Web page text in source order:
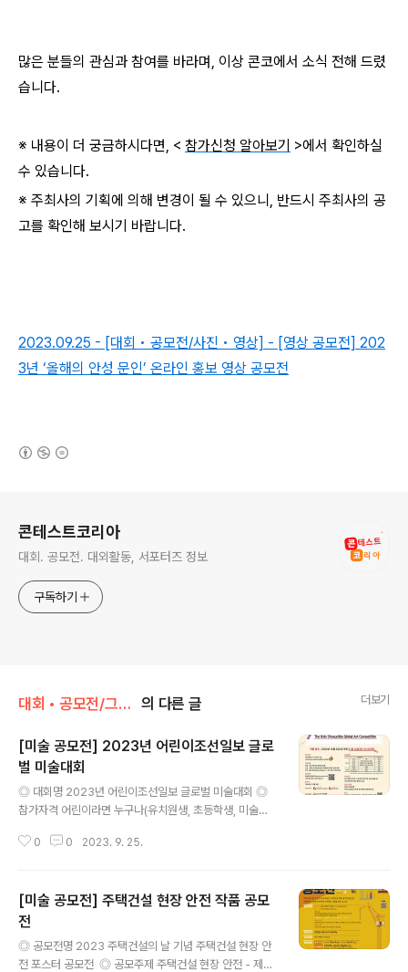
많은 분들의 관심과 참여를 바라며, 이상 콘코에서 소식 전해 드렸
습니다.
※ 내용이 더 궁금하시다면, < 참가신청 알아보기 >에서 확인하실
수 있습니다.
※ 주최사의 기획에 의해 변경이 될 수 있으니, 반드시 주최사의 공
고를 확인해 보시기 바랍니다.
2023.09.25 - [대회 • 공모전/사진 • 영상] - [영상 공모전] 202
3년 ‘올해의 안성 문인’ 온라인 홍보 영상 공모전
콘테스트코리아
대회. 공모전. 대외활동, 서포터즈 정보
구독하기
대회 • 공모전/그림 • 미술 • 디자인 • 웹툰. 의 다른 글 더보기
[미술 공모전] 2023년 어린이조선일보 글로
벌 미술대회
◎ 대회명 2023년 어린이조선일보 글로벌 미술대회 ◎
참가자격 어린이라면 누구나(유치원생, 초등학생, 미술학
3년 10월 4일(수) ~ 11월 14일(화) 16:00 ◎ 공모주제 -
- 미술대회 홈페이지를 통해 온라인 신청(kid.chosun.co
m/art) ◎ 시상내역 - 대상 : 1명(전체 중 1명) / 상패 - 금
상 : 7명(각 부문별 1작품) / 상패 - 은상 : 35명(각 부문별
5작품) / 상장 - 동상 : 350명(각 부문별 50작품) / 상장 -
0 0 2023. 9. 25.
[미술 공모전] 주택건설 현장 안전 작품 공모
전
◎ 공모전명 2023 주택건설의 날 기념 주택건설 현장 안
전 포스터 공모전 ​ ◎ 공모주제 주택건설 현장 안전 - 제안